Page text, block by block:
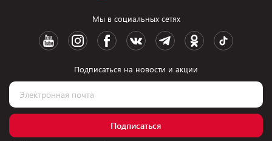
Мы в социальных сетях
Подписаться на новости и акции
Подписаться